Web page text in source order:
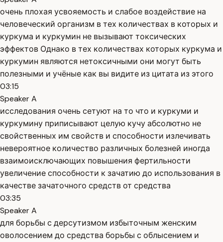
очень плохая усвояемость и слабое воздействие на
человеческий организм в тех количествах в которых и
куркума и куркумин не вызывают токсических
эффектов Однако в тех количествах которых куркума и
куркумин являются нетоксичными они могут быть
полезными и учёные как вы видите из цитата из этого
03:15
Speaker A
исследования очень сетуют на то что и куркуми и
куркумину приписывают целую кучу абсолютно не
свойственных им свойств и способности излечивать
невероятное количество различных болезней иногда
взаимоисключающих повышения фертильности
увеличение способности к зачатию до использования в
качестве зачаточного средств от средства
03:35
Speaker A
для борьбы с дерсутизмом избыточным женским
оволосением до средства борьбы с облысением и